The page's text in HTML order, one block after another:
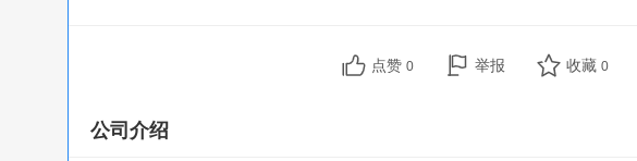
点赞 0 举报 收藏 0
公司介绍